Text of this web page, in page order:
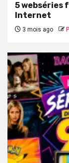
5 webséries
Internet
3 mois ago